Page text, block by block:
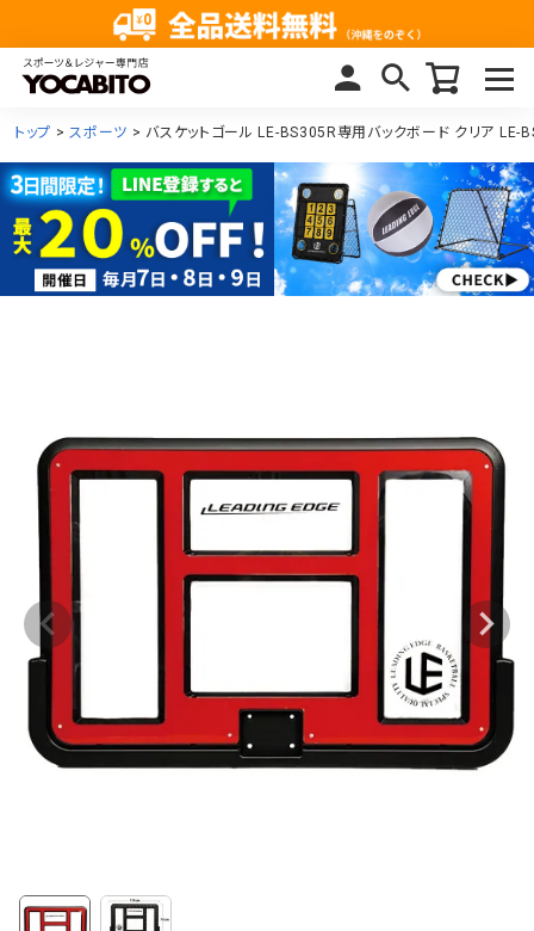
トップ スポーツ バスケットゴール LE-BS305R専用バックボード クリア LE-